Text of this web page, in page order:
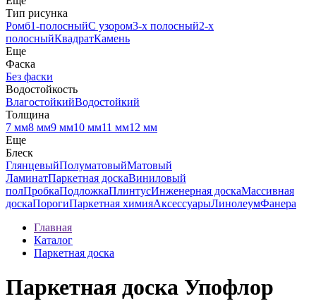
Тип рисунка
Ромб1-полосныйС узором3-х полосный2-х
полосныйКвадратКамень
Еще
Фаска
Без фаски
Водостойкость
ВлагостойкийВодостойкий
Толщина
7 мм8 мм9 мм10 мм11 мм12 мм
Еще
Блеск
ГлянцевыйПолуматовыйМатовый
ЛаминатПаркетная доскаВиниловый
полПробкаПодложкаПлинтусИнженерная доскаМассивная
доскаПорогиПаркетная химияАксессуарыЛинолеумФанера
Главная
Каталог
Паркетная доска
Паркетная доска Упофлор